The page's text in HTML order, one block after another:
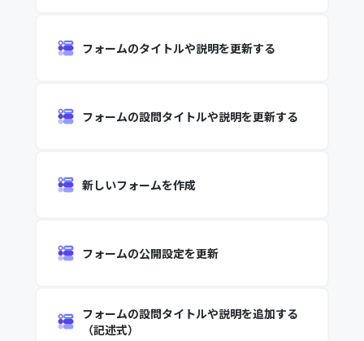
フォームのタイトルや説明を更新する
フォームの設問タイトルや説明を更新する
新しいフォームを作成
フォームの公開設定を更新
フォームの設問タイトルや説明を追加する
（記述式）